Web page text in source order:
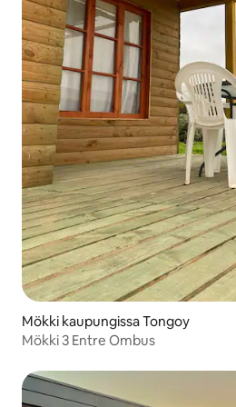
Mökki kaupungissa Tongoy
Mökki 3 Entre Ombus